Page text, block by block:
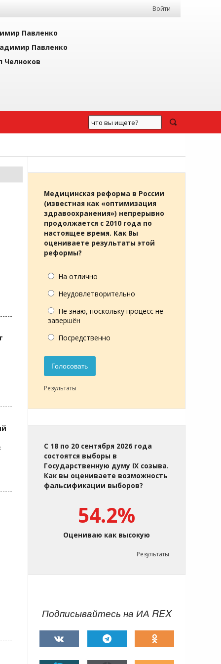
Войти
Павленко
Павленко
Челноков
Медицинская реформа в России
(известная как «оптимизация
здравоохранения») непрерывно
продолжается с 2010 года по
настоящее время. Как Вы
оцениваете результаты этой
реформы?
На отлично
Неудовлетворительно
Не знаю, поскольку процесс не
завершён
Посредственно
Голосовать
Результаты
С 18 по 20 сентября 2026 года
состоятся выборы в
Государственную думу IX созыва.
Как вы оцениваете возможность
фальсификации выборов?
54.2%
Оцениваю как высокую
Результаты
Подписывайтесь на ИА REX